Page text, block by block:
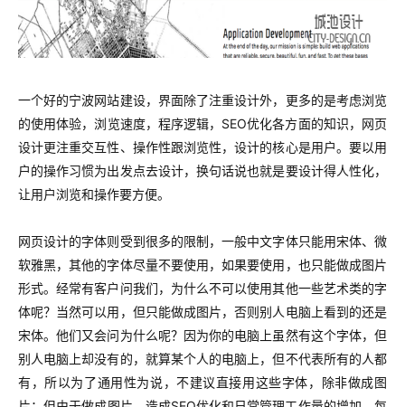
一个好的宁波网站建设，界面除了注重设计外，更多的是考虑浏览
的使用体验，浏览速度，程序逻辑，SEO优化各方面的知识，网页
设计更注重交互性、操作性跟浏览性，设计的核心是用户。要以用
户的操作习惯为出发点去设计，换句话说也就是要设计得人性化，
让用户浏览和操作要方便。
网页设计的字体则受到很多的限制，一般中文字体只能用宋体、微
软雅黑，其他的字体尽量不要使用，如果要使用，也只能做成图片
形式。经常有客户问我们，为什么不可以使用其他一些艺术类的字
体呢？当然可以用，但只能做成图片，否则别人电脑上看到的还是
宋体。他们又会问为什么呢？因为你的电脑上虽然有这个字体，但
别人电脑上却没有的，就算某个人的电脑上，但不代表所有的人都
有，所以为了通用性为说，不建议直接用这些字体，除非做成图